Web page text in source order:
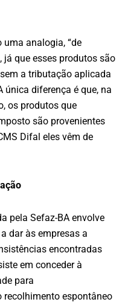
uma analogia, “de
que esses produtos são
a tributação aplicada
única diferença é que, na
os produtos que
são provenientes
Difal eles vêm de
pela Sefaz-BA envolve
dar às empresas a
encontradas
em conceder à
para
espontâneo